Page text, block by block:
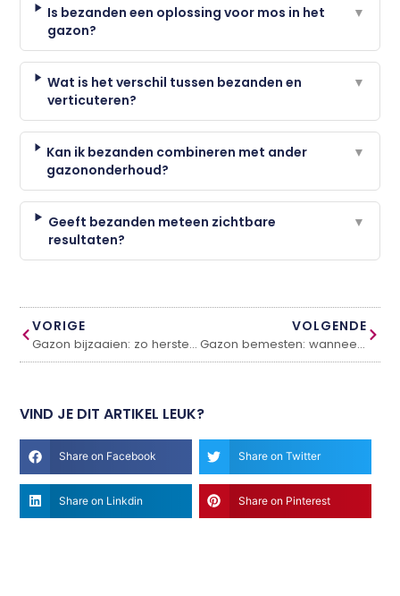
Is bezanden een oplossing voor mos in het
gazon?
▼
Wat is het verschil tussen bezanden en
verticuteren?
▼
Kan ik bezanden combineren met ander
gazononderhoud?
▼
Geeft bezanden meteen zichtbare
resultaten?
▼
VORIGE
Gazon bijzaaien: zo herstel je kale plekken
VOLGENDE
Gazon bemesten: wanneer en hoe doe je dat?
VIND JE DIT ARTIKEL LEUK?
Share on Facebook Share on Twitter
Share on Linkdin Share on Pinterest